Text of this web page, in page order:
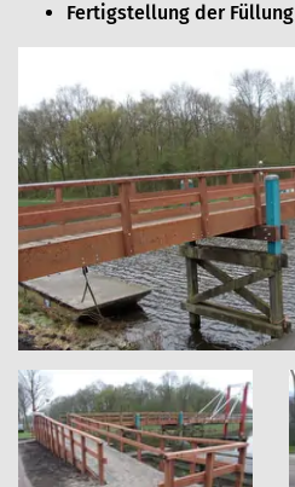
Fertigstellung der Füllung
Fotoalbum
überspringen